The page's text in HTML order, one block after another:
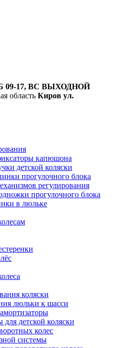
09-17, ВС ВЫХОДНОЙ
область Киров ул.
капюшона
детской коляски
прогулочного блока
регулирования
прогулочного блока
в люльке
коляски
люльки к шасси
детской коляски
колес
системы